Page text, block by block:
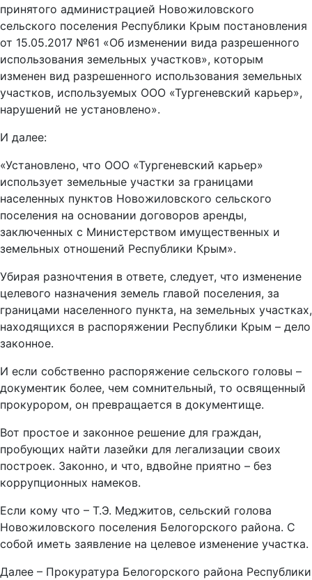
принятого администрацией Новожиловского
сельского поселения Республики Крым постановления
от 15.05.2017 №61 «Об изменении вида разрешенного
использования земельных участков», которым
изменен вид разрешенного использования земельных
участков, используемых ООО «Тургеневский карьер»,
нарушений не установлено».
И далее:
«Установлено, что ООО «Тургеневский карьер»
использует земельные участки за границами
населенных пунктов Новожиловского сельского
поселения на основании договоров аренды,
заключенных с Министерством имущественных и
земельных отношений Республики Крым».
Убирая разночтения в ответе, следует, что изменение
целевого назначения земель главой поселения, за
границами населенного пункта, на земельных участках,
находящихся в распоряжении Республики Крым – дело
законное.
И если собственно распоряжение сельского головы –
документик более, чем сомнительный, то освященный
прокурором, он превращается в документище.
Вот простое и законное решение для граждан,
пробующих найти лазейки для легализации своих
построек. Законно, и что, вдвойне приятно – без
коррупционных намеков.
Если кому что – Т.Э. Меджитов, сельский голова
Новожиловского поселения Белогорского района. С
собой иметь заявление на целевое изменение участка.
Далее – Прокуратура Белогорского района Республики